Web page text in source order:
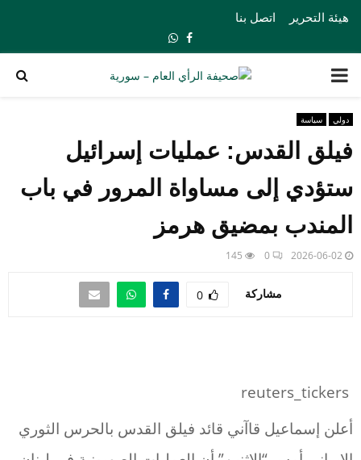
هيئة التحرير اتصل بنا
Facebook
Whatsapp
PRIMARY
MENU
دولي سياسة
فيلق القدس: عمليات إسرائيل
ستؤدي إلى مساواة المرور في باب
المندب بمضيق هرمز
2026-06-02
0
145
مشاركة 0
أعلن إسماعيل قاآني قائد فيلق القدس بالحرس الثوري